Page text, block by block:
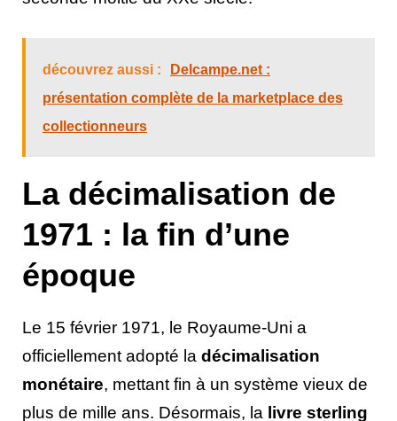
découvrez aussi :
Delcampe.net :
présentation complète de la marketplace des
collectionneurs
La décimalisation de
1971 : la fin d’une
époque
Le 15 février 1971, le Royaume-Uni a
officiellement adopté la décimalisation
monétaire, mettant fin à un système vieux de
plus de mille ans. Désormais, la livre sterling